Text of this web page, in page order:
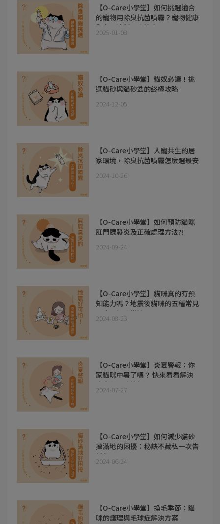
【O-Care小學堂】如何挑選適合
的寵物用除臭抗菌噴霧？寵物健康
與家居清新一次搞定！
2025-01-08
【O-Care小學堂】貓奴必讀！挑
選貓砂與貓砂盆的終極攻略
2024-12-05
【O-Care小學堂】人寵共生的居
家環境，除臭抗菌噴霧怎麼選最安
2024-10-26
【O-Care小學堂】如何預防貓咪
肛門腺發炎及正確處理方法?!
2024-09-24
【O-Care小學堂】貓咪真的有預
知能力嗎？地震後貓咪的五種常見
反應及解決辦法!!
2024-08-23
【O-Care小學堂】炎夏警報：你
家貓咪中暑了嗎？ 快來看看解決
方案和預防妙招！
2024-07-27
【O-Care小學堂】如何減少貓砂
掉滿地的困擾：秘訣不藏私一次告
訴你!!
2024-06-24
【O-Care小學堂】換毛季節：貓
咪的護理與毛球症解決方案